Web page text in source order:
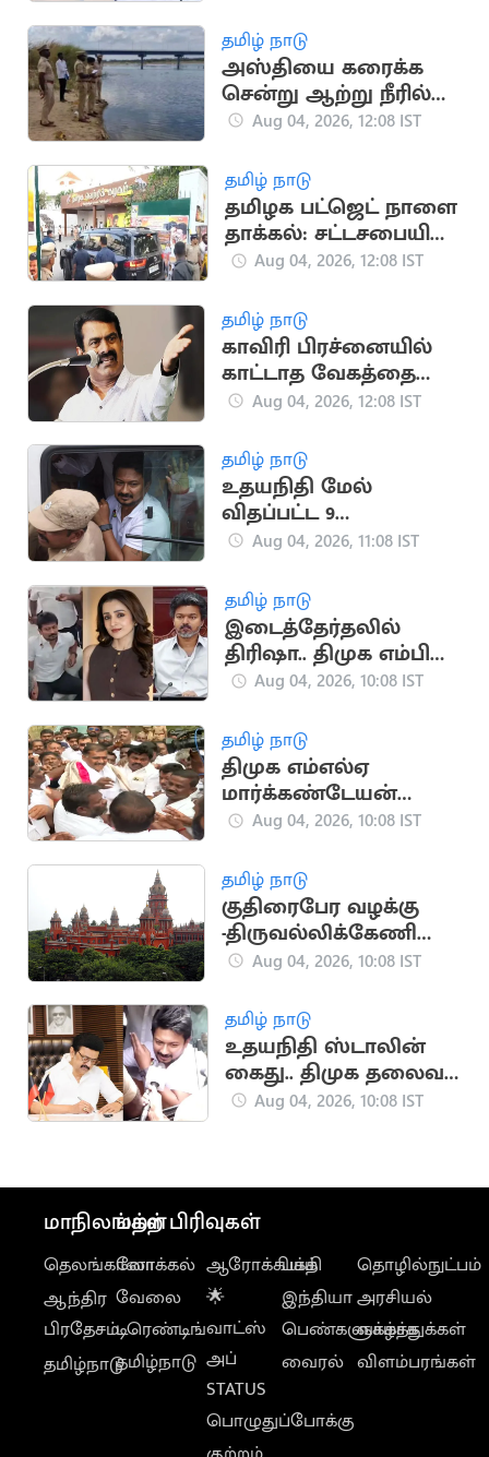
தமிழ் நாடு
அஸ்தியை கரைக்க
சென்று ஆற்று நீரில்
மூழ்கி 3 பேர்
Aug 04, 2026, 12:08 IST
தமிழ் நாடு
தமிழக பட்ஜெட் நாளை
தாக்கல்: சட்டசபையில்
தவெக எம்.எல்.ஏ.க்கள்
Aug 04, 2026, 12:08 IST
தமிழ் நாடு
காவிரி பிரச்னையில்
காட்டாத வேகத்தை
கைதுக்கு காட்டுவது
Aug 04, 2026, 12:08 IST
தமிழ் நாடு
உதயநிதி மேல்
விதப்பட்ட 9
வழக்குகளுக்கு
சிறையா!
Aug 04, 2026, 11:08 IST
தமிழ் நாடு
இடைத்தேர்தலில்
திரிஷா.. திமுக எம்பி
அப்துல்லா பகீர்!
Aug 04, 2026, 10:08 IST
தமிழ் நாடு
திமுக எம்எல்ஏ
மார்க்கண்டேயன்
ஜாமீனில் விடுதலை
Aug 04, 2026, 10:08 IST
தமிழ் நாடு
குதிரைபேர வழக்கு
-திருவல்லிக்கேணி
போலீஸ்
Aug 04, 2026, 10:08 IST
தமிழ் நாடு
உதயநிதி ஸ்டாலின்
கைது.. திமுக தலைவர்
மு.க.ஸ்டாலின்
Aug 04, 2026, 10:08 IST
மாநிலங்கள்
தெலங்கானா
ஆந்திர
பிரதேசம்
தமிழ்நாடு
மற்ற பிரிவுகள்
லோக்கல்
வேலை
டிரெண்டிங்
தமிழ்நாடு
ஆரோக்கியம்
🌟
வாட்ஸ்
அப்
STATUS
பொழுதுப்போக்கு
பக்தி
இந்தியா
பெண்களுக்காக
வைரல்
தொழில்நுட்பம்
அரசியல்
வாழ்த்துக்கள்
விளம்பரங்கள்